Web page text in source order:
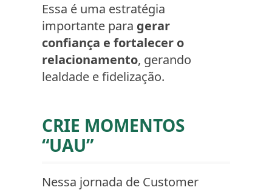
Essa é uma estratégia
importante para gerar
confiança e fortalecer o
relacionamento, gerando
lealdade e fidelização.
CRIE MOMENTOS
“UAU”
Nessa jornada de Customer